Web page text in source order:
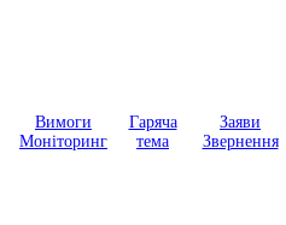
Вимоги
Моніторинг
Гаряча
тема
Заяви
Звернення